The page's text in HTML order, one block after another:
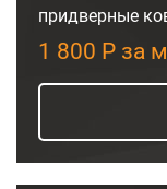
придверные
1 800 Р за